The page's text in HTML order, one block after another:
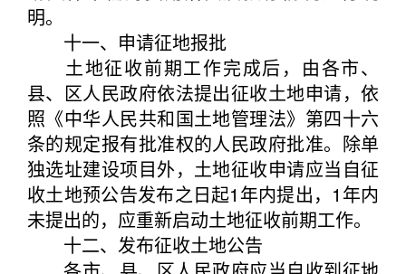
明。
十一、申请征地报批
土地征收前期工作完成后，由各市、
县、区人民政府依法提出征收土地申请，依
照《中华人民共和国土地管理法》第四十六
条的规定报有批准权的人民政府批准。除单
独选址建设项目外，土地征收申请应当自征
收土地预公告发布之日起1年内提出，1年内
未提出的，应重新启动土地征收前期工作。
十二、发布征收土地公告